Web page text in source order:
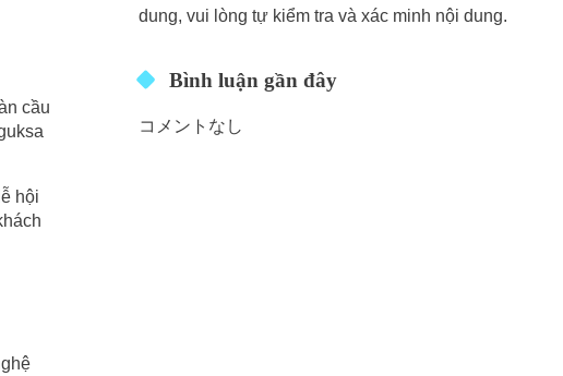
cầu
hội
dung, vui lòng tự kiểm tra và xác minh nội dung.
Bình luận gần đây
コメントなし